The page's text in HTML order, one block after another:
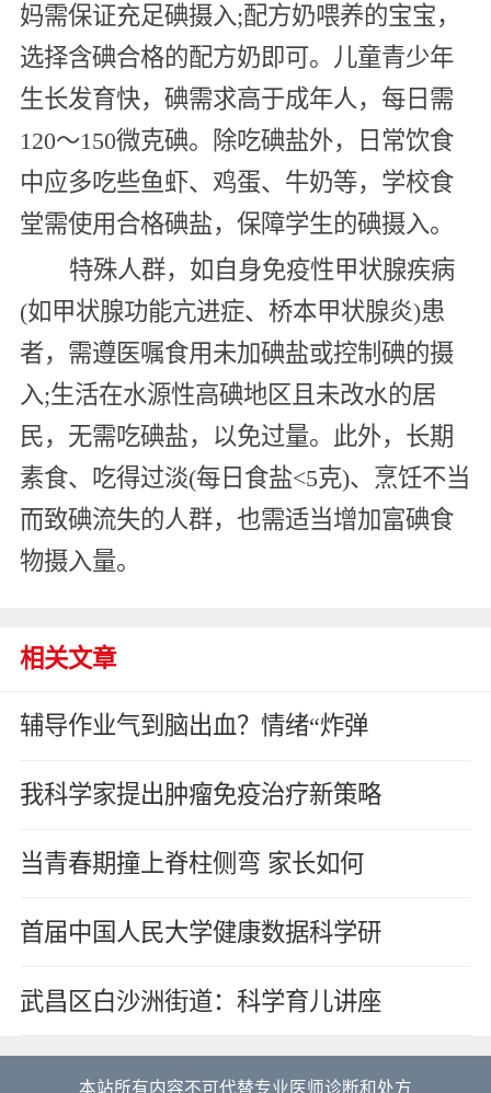
妈需保证充足碘摄入;配方奶喂养的宝宝，
选择含碘合格的配方奶即可。儿童青少年
生长发育快，碘需求高于成年人，每日需
120～150微克碘。除吃碘盐外，日常饮食
中应多吃些鱼虾、鸡蛋、牛奶等，学校食
堂需使用合格碘盐，保障学生的碘摄入。
特殊人群，如自身免疫性甲状腺疾病
(如甲状腺功能亢进症、桥本甲状腺炎)患
者，需遵医嘱食用未加碘盐或控制碘的摄
入;生活在水源性高碘地区且未改水的居
民，无需吃碘盐，以免过量。此外，长期
素食、吃得过淡(每日食盐<5克)、烹饪不当
而致碘流失的人群，也需适当增加富碘食
物摄入量。
相关文章
辅导作业气到脑出血？情绪“炸弹
我科学家提出肿瘤免疫治疗新策略
当青春期撞上脊柱侧弯 家长如何
首届中国人民大学健康数据科学研
武昌区白沙洲街道：科学育儿讲座
本站所有内容不可代替专业医师诊断和处方